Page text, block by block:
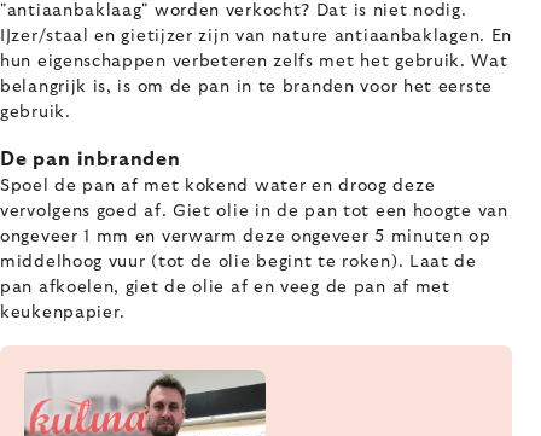
"antiaanbaklaag" worden verkocht? Dat is niet nodig.
IJzer/staal en gietijzer zijn van nature antiaanbaklagen. En
hun eigenschappen verbeteren zelfs met het gebruik. Wat
belangrijk is, is om de pan in te branden voor het eerste
gebruik.
De pan inbranden
Spoel de pan af met kokend water en droog deze
vervolgens goed af. Giet olie in de pan tot een hoogte van
ongeveer 1 mm en verwarm deze ongeveer 5 minuten op
middelhoog vuur (tot de olie begint te roken). Laat de
pan afkoelen, giet de olie af en veeg de pan af met
keukenpapier.